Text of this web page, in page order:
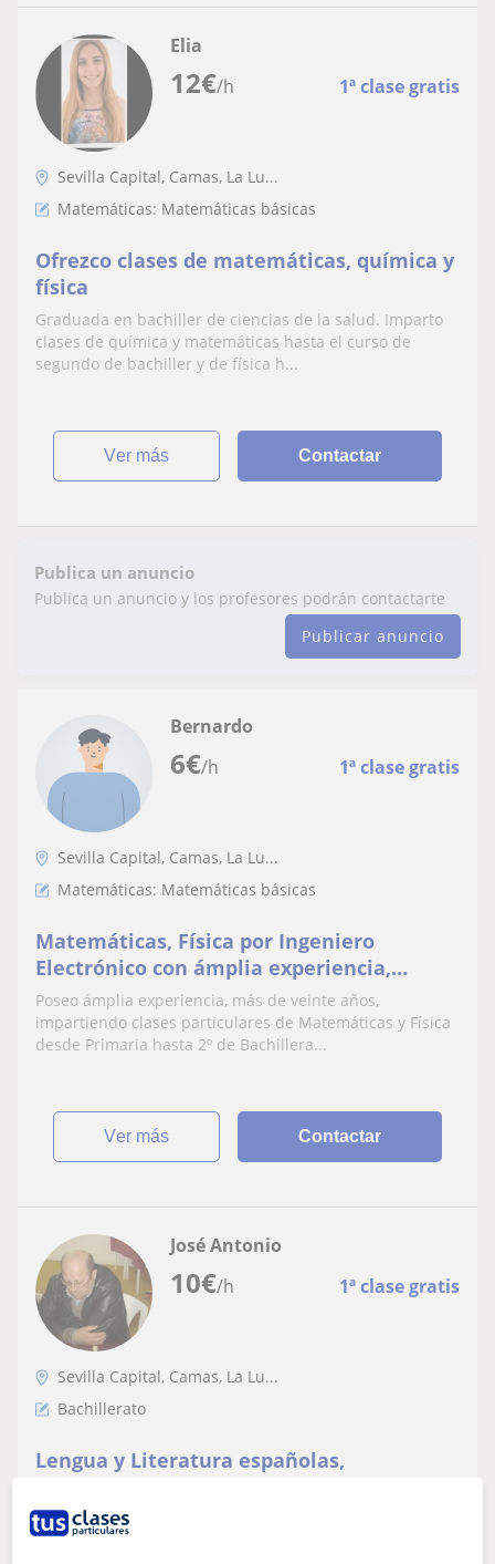
12€/h 1ª clase gratis
Elia
Sevilla Capital, Camas, La Lu...
Matemáticas: Matemáticas básicas
Ofrezco clases de matemáticas, química y
física
Graduada en bachiller de ciencias de la salud. Imparto
clases de química y matemáticas hasta el curso de
segundo de bachiller y de física h...
ver más Contactar
Publica un anuncio
Publica un anuncio y los profesores podrán contactarte
Publicar anuncio
6€/h 1ª clase gratis
Bernardo
Sevilla Capital, Camas, La Lu...
Matemáticas: Matemáticas básicas
Matemáticas, Física por Ingeniero
Electrónico con ámplia experiencia,
Sevilla capital
Poseo ámplia experiencia, más de veinte años,
impartiendo clases particulares de Matemáticas y Física
desde Primaria hasta 2º de Bachillera...
ver más Contactar
10€/h 1ª clase gratis
José Antonio
Sevilla Capital, Camas, La Lu...
Bachillerato
Lengua y Literatura españolas,
Ajedrez
Licenciado en Filología Hispánica, Formador Ocupacional
y Profesor de Ajedrez, 60 años y amplia experiencia.